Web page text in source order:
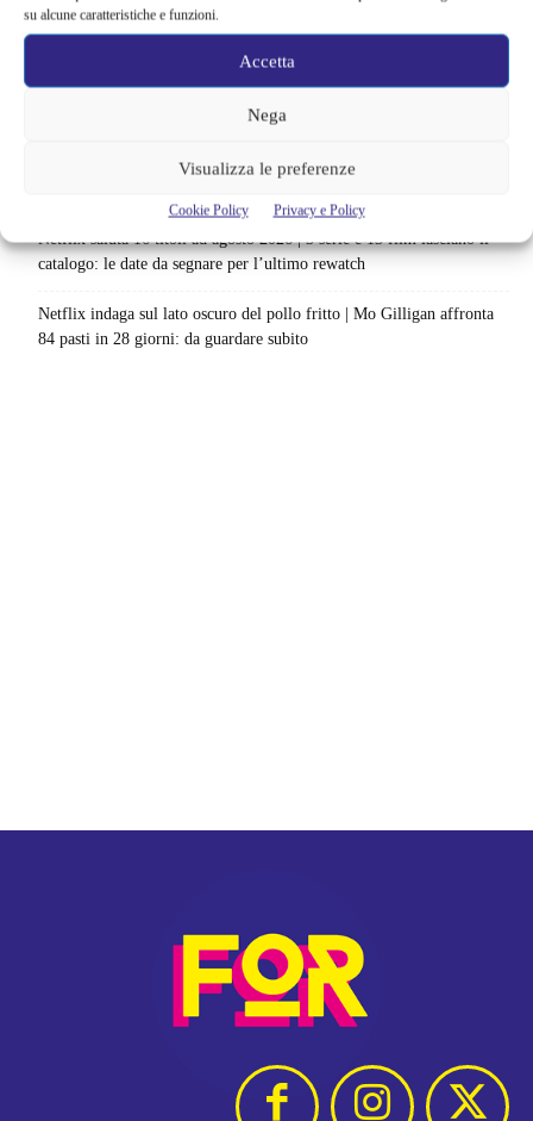
su alcune caratteristiche e funzioni.
Accetta
Nega
Visualizza le preferenze
Cookie Policy Privacy e Policy
La bocca del diavolo arriva su Prime Video, squali e claustrofobia nel
nuovo survival horror: una vacanza diventa una trappola
La paura dell’altezza torna al cinema | Il sequel di Fall cambia
scenario: una nuova sfida senza via di fuga
Sony ferma i film sui personaggi di Spider-Man, nessun nuovo
Netflix saluta 16 titoli ad agosto 2026 | 3 serie e 13 film lasciano il
catalogo: le date da segnare per l’ultimo rewatch
Netflix indaga sul lato oscuro del pollo fritto | Mo Gilligan affronta
84 pasti in 28 giorni: da guardare subito